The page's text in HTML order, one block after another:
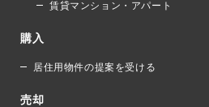
賃貸マンション・アパート
購入
居住用物件の提案を受ける
売却